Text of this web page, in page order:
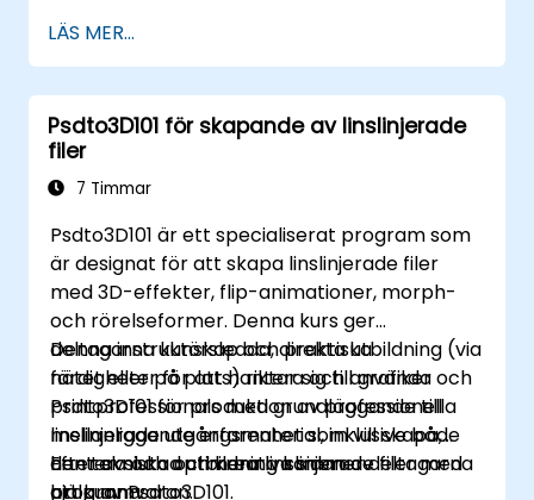
LÄS MER...
Psdto3D101 för skapande av linslinjerade
filer
7 Timmar
Psdto3D101 är ett specialiserat program som
är designat för att skapa linslinjerade filer
med 3D-effekter, flip-animationer, morph-
och rörelseformer. Denna kurs ger
deltagarna kunskap och praktiska
färdigheter för att hantera och använda
Psdto3D101 för produktion av professionella
linslinjerade utgångsmaterial, inklusive både
den tekniska och kreativa sidan av
programvaran.
Denna instruktörsledda, direkta utbildning (via
nätet eller på plats) riktar sig till grafiker och
printprofessionals med grundläggande till
mellanliggande erfarenhet som vill skapa,
hantera och optimera linslinjerade filer med
hjälp av Psdto3D101.
Efter avslutad utbildning kommer deltagarna
att kunna: